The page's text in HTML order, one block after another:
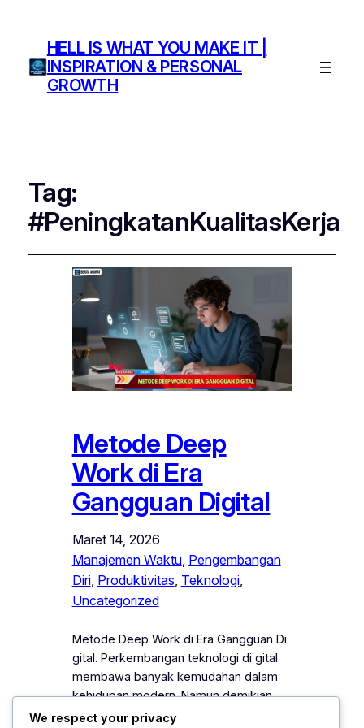
HELL IS WHAT YOU MAKE IT |
INSPIRATION & PERSONAL
GROWTH
Tag:
#PeningkatanKualitasKerja
Metode Deep
Work di Era
Gangguan Digital
Maret 14, 2026
Manajemen Waktu, Pengembangan
Diri, Produktivitas, Teknologi
Uncategorized
Metode Deep Work di Era Gangguan Di
gital. Perkembangan teknologi di gital
membawa banyak kemudahan dalam
kehidupan modern. Namun demikian,
kemajuan tersebut juga menghadirkan
We respect your privacy